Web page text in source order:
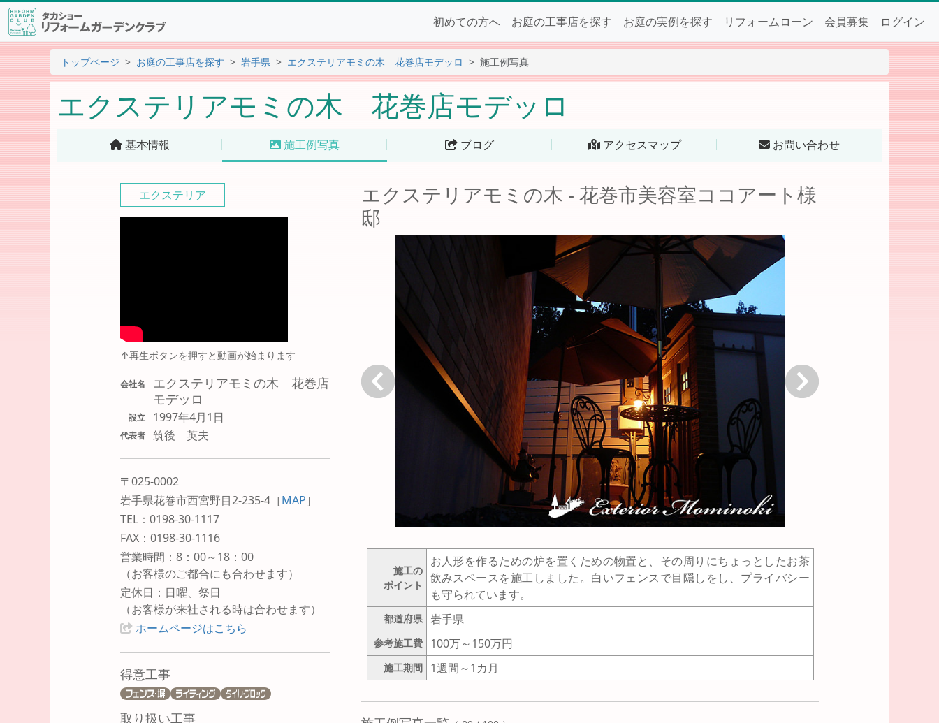
初めての方へ お庭の工事店を探す お庭の実例を探す リフォームローン 会員募集 ログイン
トップページ お庭の工事店を探す 岩手県 エクステリアモミの木 花巻店モデッロ 施工例写真
エクステリアモミの木 花巻店モデッロ
基本情報 施工例写真 ブログ アクセスマップ お問い合わせ
エクステリア
↑再生ボタンを押すと動画が始まります
会社名
エクステリアモミの木 花巻店
モデッロ
設立 1997年4月1日
代表者 筑後 英夫
〒025-0002
岩手県花巻市西宮野目2-235-4 ［MAP］
TEL：0198-30-1117
FAX：0198-30-1116
営業時間：8：00～18：00
（お客様のご都合にも合わせます）
定休日：日曜、祭日
（お客様が来社される時は合わせます）
ホームページはこちら
得意工事
取り扱い工事
エクステリアモミの木 - 花巻市美容室ココアート様
邸
施工の
ポイント
お人形を作るための炉を置くための物置と、その周りにちょっとしたお茶
飲みスペースを施工しました。白いフェンスで目隠しをし、プライバシー
も守られています。
都道府県 岩手県
参考施工費 100万～150万円
施工期間 1週間～1カ月